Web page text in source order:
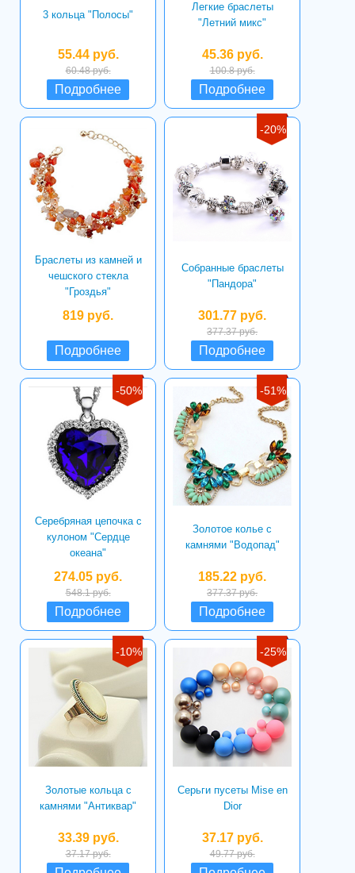
3 кольца "Полосы"
55.44 руб.
60.48 руб.
Подробнее
Легкие браслеты
"Летний микс"
45.36 руб.
100.8 руб.
Подробнее
Браслеты из камней и
чешского стекла
"Гроздья"
819 руб.
Подробнее
-20%
Собранные браслеты
"Пандора"
301.77 руб.
377.37 руб.
Подробнее
-50%
Серебряная цепочка с
кулоном "Сердце
океана"
274.05 руб.
548.1 руб.
Подробнее
-51%
Золотое колье с
камнями "Водопад"
185.22 руб.
377.37 руб.
Подробнее
-10%
Золотые кольца с
камнями "Антиквар"
33.39 руб.
37.17 руб.
-25%
Серьги пусеты Mise en
Dior
37.17 руб.
49.77 руб.